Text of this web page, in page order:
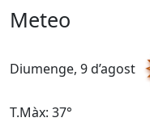
Meteo
Diumenge, 9 d’agost
T.Màx: 37°